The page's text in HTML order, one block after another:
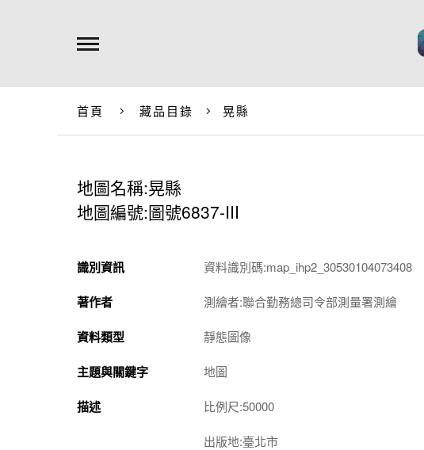
首頁 藏品目錄 晃縣
地圖名稱:晃縣
地圖編號:圖號6837-III
識別資訊 資料識別碼:map_ihp2_30530104073408
著作者 測繪者:聯合勤務總司令部測量署測繪
資料類型 靜態圖像
主題與關鍵字 地圖
描述 比例尺:50000
出版地:臺北市